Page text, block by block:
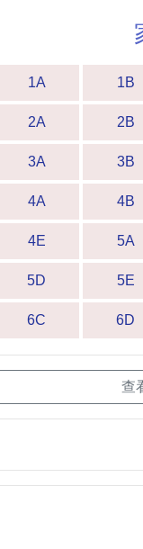
1A 1B
2A 2B
3A 3B
4A 4B
4E 5A
5D 5E
6C 6D
查